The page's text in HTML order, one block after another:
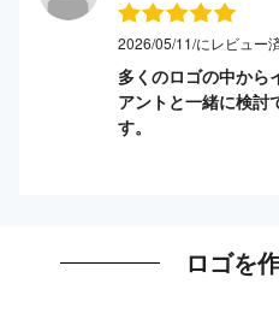
2026/05/11/にレビュー
多くのロゴの中から
アントと一緒に検討
す。
ロゴを